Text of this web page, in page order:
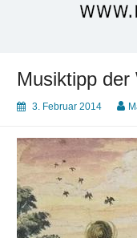
Musiktipp
3. Februar 2014